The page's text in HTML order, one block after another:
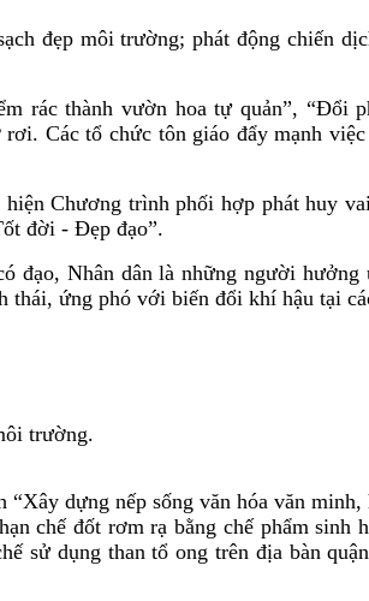
đẹp môi trường; phát động chiến
rác thành vườn hoa tự quản”, “Đổi
Các tổ chức tôn giáo đẩy mạnh
Chương trình phối hợp phát huy
đời - Đẹp đạo”.
đạo, Nhân dân là những người
thái, ứng phó với biến đổi khí hậu tại
trường.
dựng nếp sống văn hóa văn minh,
chế đốt rơm rạ bằng chế phẩm
sử dụng than tổ ong trên địa bàn